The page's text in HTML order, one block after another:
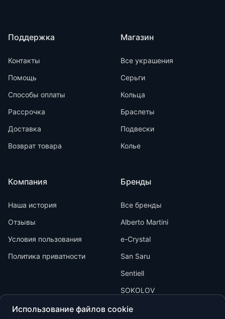
Поддержка
Контакты
Помощь
Способы оплаты
Рассрочка
Доставка
Возврат товара
Компания
Наша история
Отзывы
Условия пользования
Политика приватности
Магазин
Все украшения
Серьги
Кольца
Браслеты
Подвески
Колье
Бренды
Все бренды
Alberto Martini
e-Crystal
San Saru
Sentiell
SOKOLOV
Использование файлов cookie